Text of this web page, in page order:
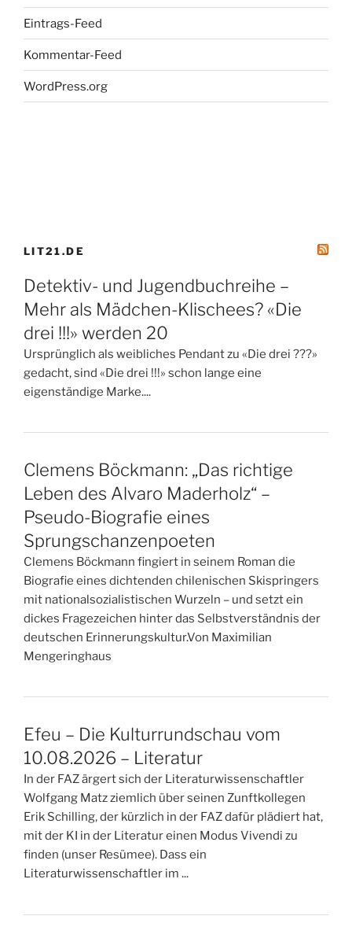
Eintrags-Feed
Kommentar-Feed
WordPress.org
LIT21.DE
Detektiv- und Jugendbuchreihe –
Mehr als Mädchen-Klischees? «Die
drei !!!» werden 20
Ursprünglich als weibliches Pendant zu «Die drei ???»
gedacht, sind «Die drei !!!» schon lange eine
eigenständige Marke....
Clemens Böckmann: „Das richtige
Leben des Alvaro Maderholz“ –
Pseudo-Biografie eines
Sprungschanzenpoeten
Clemens Böckmann fingiert in seinem Roman die
Biografie eines dichtenden chilenischen Skispringers
mit nationalsozialistischen Wurzeln – und setzt ein
dickes Fragezeichen hinter das Selbstverständnis der
deutschen Erinnerungskultur.Von Maximilian
Mengeringhaus
Efeu – Die Kulturrundschau vom
10.08.2026 – Literatur
In der FAZ ärgert sich der Literaturwissenschaftler
Wolfgang Matz ziemlich über seinen Zunftkollegen
Erik Schilling, der kürzlich in der FAZ dafür plädiert hat,
mit der KI in der Literatur einen Modus Vivendi zu
finden (unser Resümee). Dass ein
Literaturwissenschaftler im ...